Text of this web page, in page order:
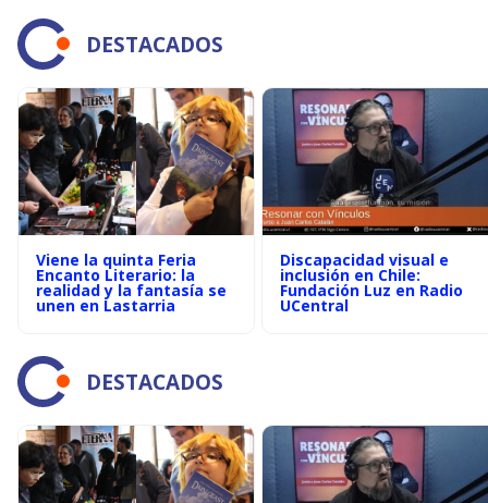
DESTACADOS
Viene la quinta Feria
Encanto Literario: la
realidad y la fantasía se
unen en Lastarria
Discapacidad visual e
inclusión en Chile:
Fundación Luz en Radio
UCentral
DESTACADOS